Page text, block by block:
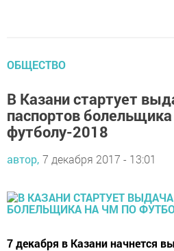
ОБЩЕСТВО
В Казани стартует
паспортов
футболу-2018
автор, 7 декабря 2017 - 13:01
7 декабря в Казани начнется